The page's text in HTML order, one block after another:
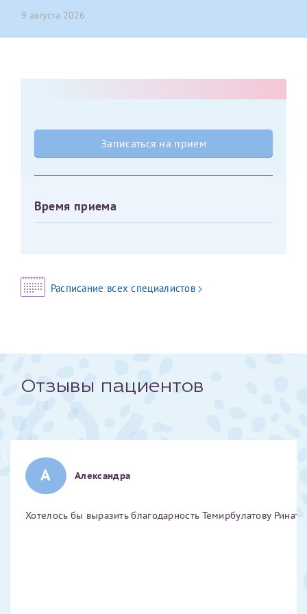
9 августа 2026
Записаться на прием
Время приема
Расписание всех специалистов
Отзывы пациентов
А Александра
Хотелось бы выразить благодарность Темирбулатову
Фамилия*
налогоплательщик, тот, кто будет получать вычет - ФИО
За год/годы
2022